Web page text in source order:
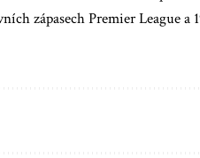
zápasech Premier League a